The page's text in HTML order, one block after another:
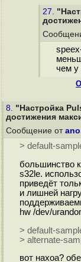
27.
чем у
8. "Настройка
достижения
Сообщение от ano
> default-
большинство
s32le.
приведёт
и лишней
hw /dev/
> default-
> alternate-
вот нахоа?